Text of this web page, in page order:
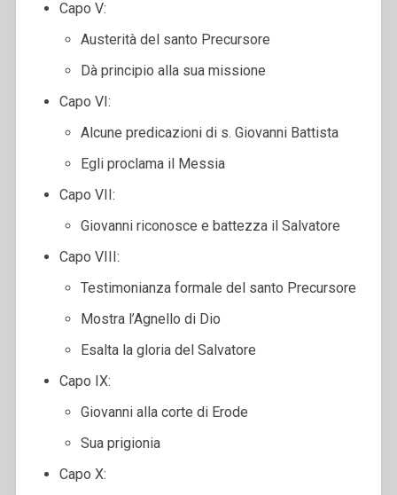
Capo V:
Austerità del santo Precursore
Dà principio alla sua missione
Capo VI:
Alcune predicazioni di s. Giovanni Battista
Egli proclama il Messia
Capo VII:
Giovanni riconosce e battezza il Salvatore
Capo VIII:
Testimonianza formale del santo Precursore
Mostra l’Agnello di Dio
Esalta la gloria del Salvatore
Capo IX:
Giovanni alla corte di Erode
Sua prigionia
Capo X: